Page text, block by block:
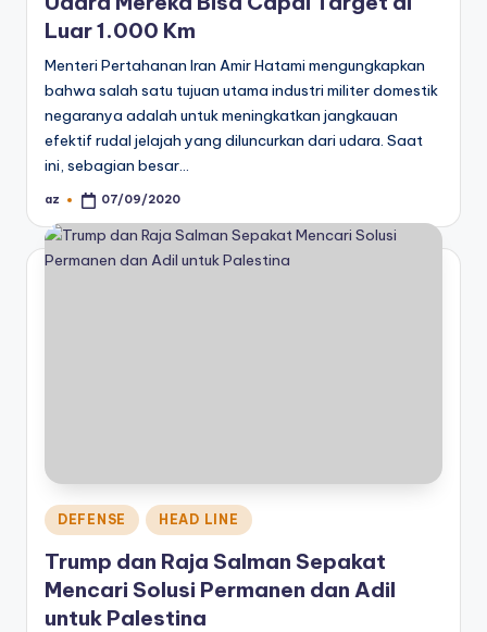
Luar 1.000 Km
Menteri Pertahanan Iran Amir Hatami mengungkapkan
bahwa salah satu tujuan utama industri militer domestik
negaranya adalah untuk meningkatkan jangkauan
efektif rudal jelajah yang diluncurkan dari udara. Saat
ini, sebagian besar…
Posted
az 07/09/2020
Posted
in
DEFENSE HEAD LINE
Trump dan Raja Salman Sepakat
Mencari Solusi Permanen dan Adil
untuk Palestina